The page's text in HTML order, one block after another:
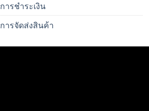
การชำระเงิน
การจัดส่งสินค้า